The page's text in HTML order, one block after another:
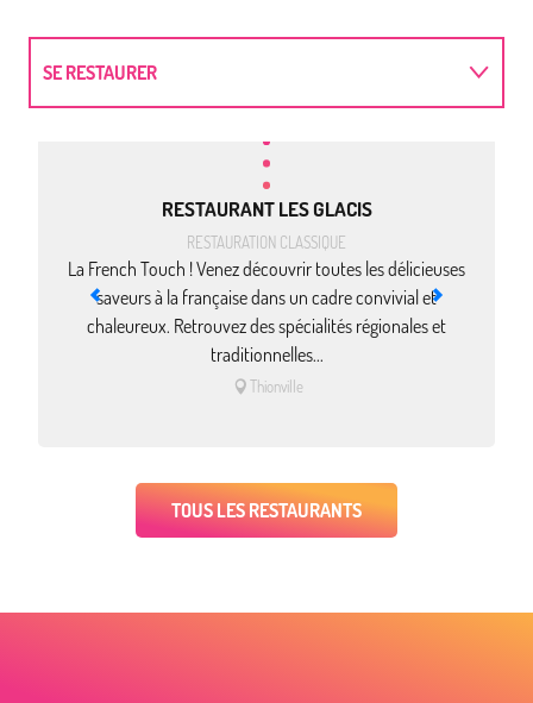
SE RESTAURER
RESTAURANT LES GLACIS
RESTAURATION CLASSIQUE
La French Touch ! Venez découvrir toutes les délicieuses
saveurs à la française dans un cadre convivial et
chaleureux. Retrouvez des spécialités régionales et
traditionnelles...
Thionville
TOUS LES RESTAURANTS